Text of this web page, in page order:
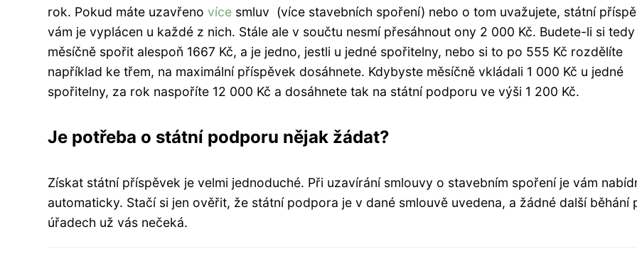
rok. Pokud máte uzavřeno více smluv (více stavebních spoření) nebo o tom uvažujete, státní
vám je vyplácen u každé z nich. Stále ale v součtu nesmí přesáhnout ony 2 000 Kč. Budete-li si tedy
měsíčně spořit alespoň 1667 Kč, a je jedno, jestli u jedné spořitelny, nebo si to po 555 Kč rozdělíte
například ke třem, na maximální příspěvek dosáhnete. Kdybyste měsíčně vkládali 1 000 Kč u jedné
spořitelny, za rok naspoříte 12 000 Kč a dosáhnete tak na státní podporu ve výši 1 200 Kč.
Je potřeba o státní podporu nějak žádat?
Získat státní příspěvek je velmi jednoduché. Při uzavírání smlouvy o stavebním spoření je vám
automaticky. Stačí si jen ověřit, že státní podpora je v dané smlouvě uvedena, a žádné další běhání
úřadech už vás nečeká.